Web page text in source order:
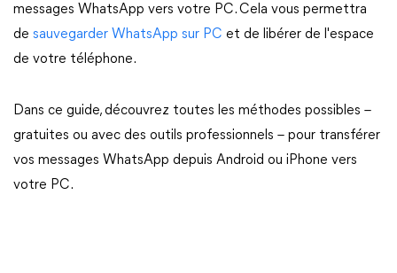
messages WhatsApp vers votre PC. Cela vous permettra
de sauvegarder WhatsApp sur PC et de libérer de l'espace
de votre téléphone.
Dans ce guide, découvrez toutes les méthodes possibles –
gratuites ou avec des outils professionnels – pour transférer
vos messages WhatsApp depuis Android ou iPhone vers
votre PC.